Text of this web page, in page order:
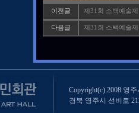
이전글 제31회 소백예술
다음글 제31회 소백예술
Copyright(c) 2008 영
경북 영주시 선비로